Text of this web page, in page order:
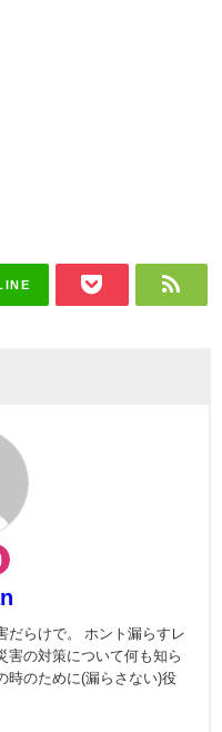
だらけで。 ホント漏らすレ
の対策について何も知ら
時のために(漏らさない)役